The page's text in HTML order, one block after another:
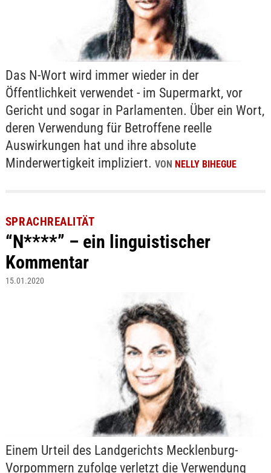
Das N-Wort wird immer wieder in der
Öffentlichkeit verwendet - im Supermarkt, vor
Gericht und sogar in Parlamenten. Über ein Wort,
deren Verwendung für Betroffene reelle
Auswirkungen hat und ihre absolute
Minderwertigkeit impliziert. VON NELLY BIHEGUE
SPRACHREALITÄT
“N****” – ein linguistischer
Kommentar
15.01.2020
Einem Urteil des Landgerichts Mecklenburg-
Vorpommern zufolge verletzt die Verwendung